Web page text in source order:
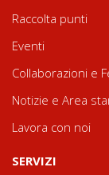
Raccolta punti
Eventi
Collaborazioni e
Notizie e Area
Lavora con noi
SERVIZI